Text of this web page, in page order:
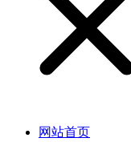
网站首页